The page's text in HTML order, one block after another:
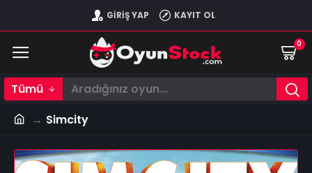
GIRIŞ YAP KAYIT OL
0
Tümü
Simcity